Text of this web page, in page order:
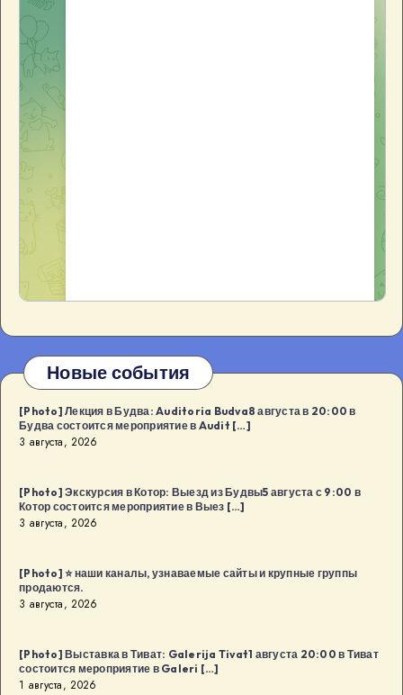
Новые события
[Photo] Лекция в Будва: Auditoria Budva8 августа в 20:00 в
Будва состоится мероприятие в Audit […]
3 августа, 2026
[Photo] Экскурсия в Котор: Выезд из Будвы5 августа с 9:00 в
Котор состоится мероприятие в Выез […]
3 августа, 2026
[Photo] ⭐️ наши каналы, узнаваемые сайты и крупные группы
продаются.
3 августа, 2026
[Photo] Выставка в Тиват: Galerija Tivat1 августа 20:00 в Тиват
состоится мероприятие в Galeri […]
1 августа, 2026